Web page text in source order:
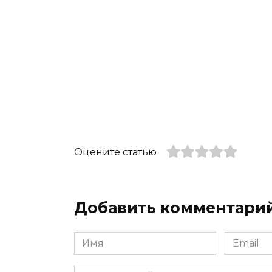
Оцените статью
Добавить
Имя
*
Email
*